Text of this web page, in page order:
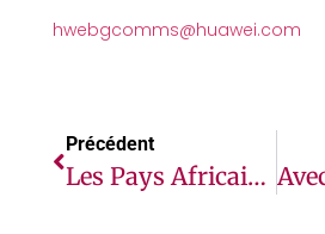
hwebgcomms@huawei.com
Précédent
Les Pays Africains Appelés À Saisir Les Opportunités Économiques Grâce À Leurs Nouveaux Plans Climatiques